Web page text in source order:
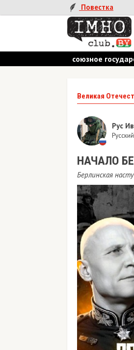
Повестка
союзное
Великая
Рус
НАЧАЛО
Берлинская